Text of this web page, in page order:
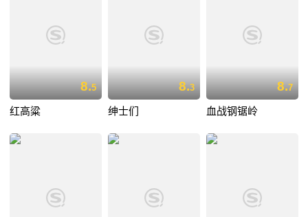
8.5
红高粱
8.3
绅士们
8.7
血战钢锯岭